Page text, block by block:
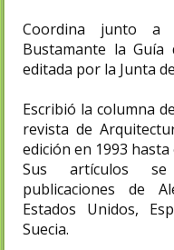
Coordina junto a
Bustamante la
editada por la Junta
Escribió la columna
revista de
edición en 1993
Sus artículos se
publicaciones de
Estados Unidos,
Suecia.